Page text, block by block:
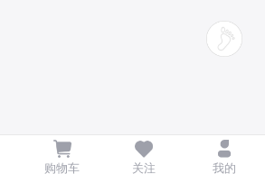
购物车 关注 我的